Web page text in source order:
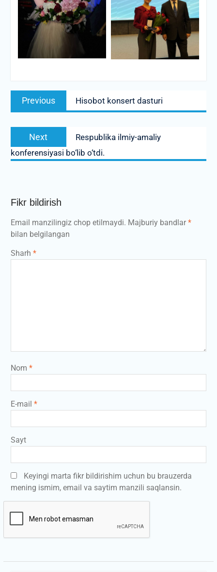
Post
menyusi
Previous
Previous
post:
Hisobot konsert dasturi
Next
post:
Respublika ilmiy-amaliy
konferensiyasi bo‘lib o‘tdi.
Fikr bildirish
Email manzilingiz chop etilmaydi. Majburiy bandlar*
bilan belgilangan
Sharh *
Nom *
E-mail *
Sayt
Keyingi marta fikr bildirishim uchun bu brauzerda
mening ismim, email va saytim manzili saqlansin.